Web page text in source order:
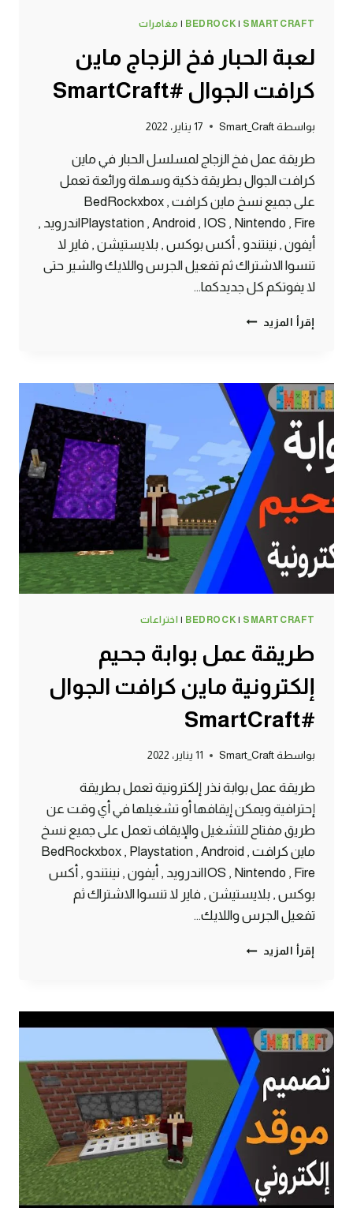
BEDROCK | SMARTCRAFT
| مغامرات
لعبة الحبار فخ الزجاج ماين
كرافت الجوال #SmartCraft
بواسطة Smart_Craft 17 يناير، 2022
طريقة عمل فخ الزجاج لمسلسل الحبار في ماين
كرافت الجوال بطريقة ذكية وسهلة ورائعة تعمل
على جميع نسخ ماين كرافت BedRockxbox ,
Playstation , Android , IOS , Nintendo , Fireاندرويد ,
أيفون , نينتندو , أكس بوكس , بلايستيشن , فاير لا
تنسوا الاشتراك ثم تفعيل الجرس واللايك والشير حتى
لا يفوتكم كل جديدكما…
إقرأ المزيد لعبة
ماين
كرافت
الجوال
#SMARTCRAFT
BEDROCK | SMARTCRAFT
| اختراعات
طريقة عمل بوابة جحيم
إلكترونية ماين كرافت الجوال
#SmartCraft
بواسطة Smart_Craft 11 يناير، 2022
طريقة عمل بوابة نذر إلكترونية تعمل بطريقة
إحترافية ويمكن إيقافها أو تشغيلها في أي وقت عن
طريق مفتاح للتشغيل والإيقاف تعمل على جميع نسخ
ماين كرافت BedRockxbox , Playstation , Android ,
IOS , Nintendo , Fireاندرويد , أيفون , نينتندو , أكس
بوكس , بلايستيشن , فاير لا تنسوا الاشتراك ثم
تفعيل الجرس واللايك…
إقرأ المزيد طريقة
إلكترونية
ماين
كرافت
الجوال
#SMARTCRAFT